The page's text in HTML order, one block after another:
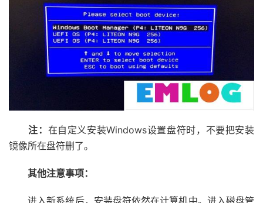
注： 在自定义安装Windows设置盘符时，不要把安装
镜像所在盘符删了。
其他注意事项：